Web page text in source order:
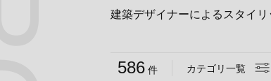
建築デザイナーによるスタイ
586 件 カテゴリ一覧